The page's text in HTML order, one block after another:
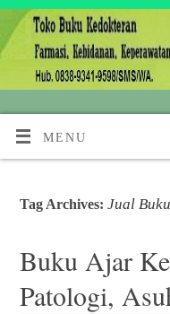
MENU
Tag Archives: Jual
Buku Ajar
Patologi,